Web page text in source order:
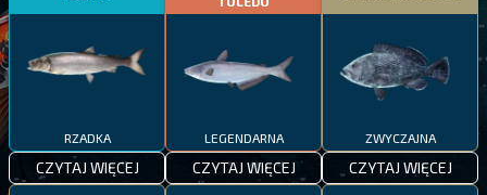
RZADKA
CZYTAJ WIĘCEJ
LEGENDARNA
CZYTAJ WIĘCEJ
ZWYCZAJNA
CZYTAJ WIĘCEJ